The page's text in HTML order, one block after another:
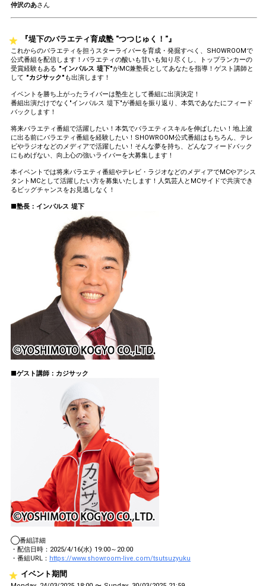
仲沢のあさん
『堤下のバラエティ育成塾 "つつじゅく！"』
これからのバラエティを担うスターライバーを育成・発掘すべく、SHOWROOMで
公式番組を配信します！バラエティの酸いも甘いも知り尽くし、トップランカーの
受賞経験もある "インパルス 堤下"がMC兼塾長としてあなたを指導！ゲスト講師と
して "カジサック" も出演します！
イベントを勝ち上がったライバーは塾生として番組に出演決定！
番組出演だけでなく"インパルス 堤下"が番組を振り返り、本気であなたにフィード
バックします！
将来バラエティ番組で活躍したい！本気でバラエティスキルを伸ばしたい！地上波
に出る前にバラエティ番組を経験したい！SHOWROOM公式番組はもちろん、テレ
ビやラジオなどのメディアで活躍したい！そんな夢を持ち、どんなフィードバック
にもめげない、向上心の強いライバーを大募集します！
本イベントでは将来バラエティ番組やテレビ・ラジオなどのメディアでMCやアシス
タントMCとして活躍したい方を募集いたします！人気芸人とMCサイドで共演でき
るビッグチャンスをお見逃しなく！
■塾長：インパルス 堤下
■ゲスト講師：カジサック
◯番組詳細
・配信日時：2025/4/16(水) 19:00～20:00
・番組URL： https://www.showroom-live.com/tsutsuzyuku
イベント期間